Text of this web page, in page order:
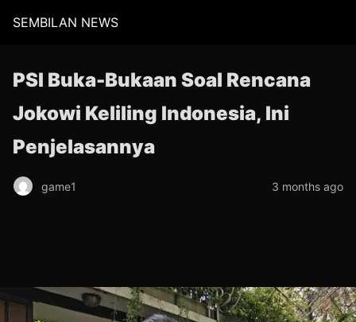
SEMBILAN NEWS
PSI Buka-Bukaan Soal Rencana
Jokowi Keliling Indonesia, Ini
Penjelasannya
game1 3 months ago